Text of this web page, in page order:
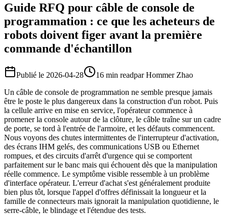
Guide RFQ pour câble de console de
programmation : ce que les acheteurs de
robots doivent figer avant la première
commande d'échantillon
Publié le 2026-04-28 16 min readpar Hommer Zhao
Un câble de console de programmation ne semble presque jamais
être le poste le plus dangereux dans la construction d'un robot. Puis
la cellule arrive en mise en service, l'opérateur commence à
promener la console autour de la clôture, le câble traîne sur un cadre
de porte, se tord à l'entrée de l'armoire, et les défauts commencent.
Nous voyons des chutes intermittentes de l'interrupteur d'activation,
des écrans IHM gelés, des communications USB ou Ethernet
rompues, et des circuits d'arrêt d'urgence qui se comportent
parfaitement sur le banc mais qui échouent dès que la manipulation
réelle commence. Le symptôme visible ressemble à un problème
d'interface opérateur. L'erreur d'achat s'est généralement produite
bien plus tôt, lorsque l'appel d'offres définissait la longueur et la
famille de connecteurs mais ignorait la manipulation quotidienne, le
serre-câble, le blindage et l'étendue des tests.